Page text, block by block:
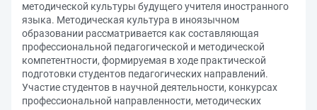
методической культуры будущего учителя иностранного
языка. Методическая культура в иноязычном
образовании рассматривается как составляющая
профессиональной педагогической и методической
компетентности, формируемая в ходе практической
подготовки студентов педагогических направлений.
Участие студентов в научной деятельности, конкурсах
профессиональной направленности, методических